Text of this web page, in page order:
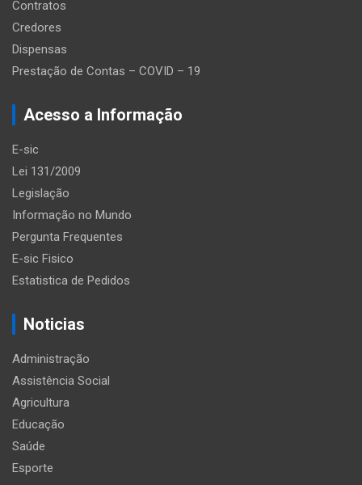
Contratos
Credores
Dispensas
Prestação de Contas – COVID – 19
Acesso a Informação
E-sic
Lei 131/2009
Legislação
Informação no Mundo
Pergunta Frequentes
E-sic Fisico
Estatistica de Pedidos
Noticias
Administração
Assistência Social
Agricultura
Educação
Saúde
Esporte